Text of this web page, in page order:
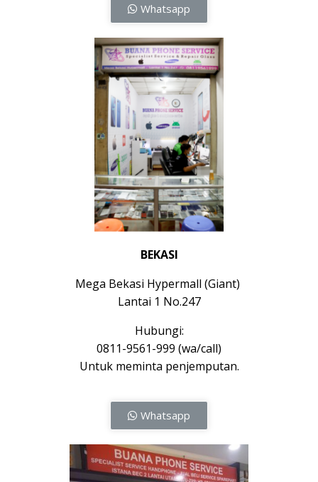
Whatsapp
BEKASI
Mega Bekasi Hypermall (Giant)
Lantai 1 No.247
Hubungi:
0811-9561-999 (wa/call)
Untuk meminta penjemputan.
Whatsapp